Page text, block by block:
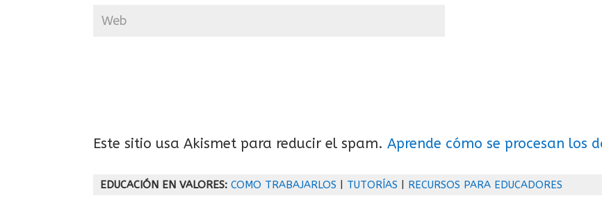
Este sitio usa Akismet para reducir el spam.Aprende cómo se procesan los
EDUCACIÓN EN VALORES: COMO TRABAJARLOS TUTORÍAS RECURSOS PARA EDUCADORES